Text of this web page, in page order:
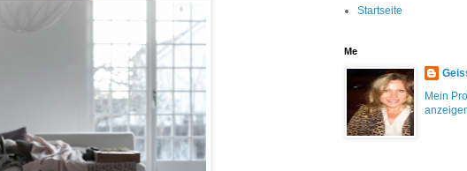
Startseite
Me
Mein